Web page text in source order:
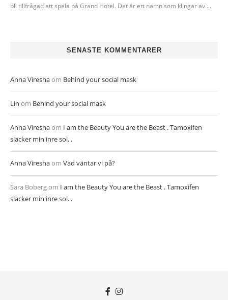
bli tillfrågad att spela på Grand Hotel. Det är ett namn som klingar av …
SENASTE KOMMENTARER
Anna Vireshaom Behind your social mask
Lin om Behind your social mask
Anna Vireshaom I am the Beauty You are the Beast . Tamoxifen
släcker min inre sol. .
Anna Vireshaom Vad väntar vi på?
Sara Bobergom I am the Beauty You are the Beast . Tamoxifen
släcker min inre sol. .